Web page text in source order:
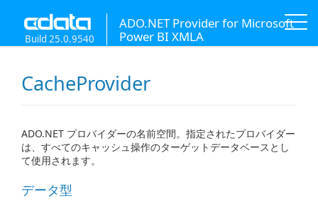
ADO.NET Provider for Microsoft
Power BI XMLA
Build 25.0.9540
CacheProvider
ADO.NET プロバイダーの名前空間。指定されたプロバイダー
は、すべてのキャッシュ操作のターゲットデータベースとし
て使用されます。
データ型